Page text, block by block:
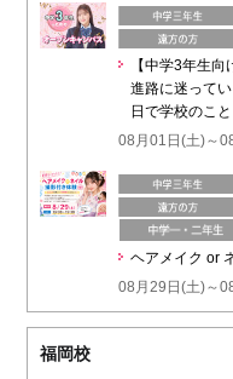
【中学3年生向
進路に迷って
日で学校のこ
08月01日(土)～
ヘアメイク or
08月29日(土)～
福岡校